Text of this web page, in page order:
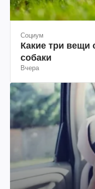
Социум
Какие три вещи
собаки
Вчера